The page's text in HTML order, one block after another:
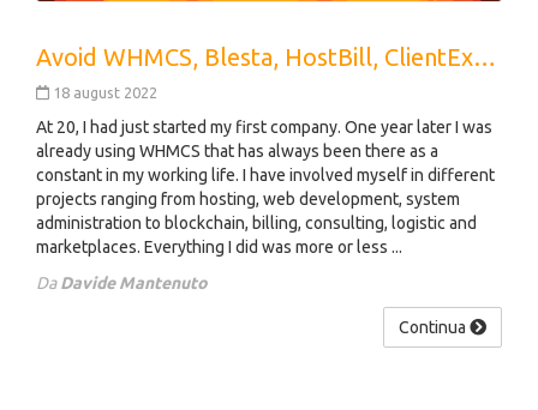
Avoid WHMCS, Blesta, HostBill, ClientExec, Ubersmith Hosting
18 august 2022
At 20, I had just started my first company. One year later I was
already using WHMCS that has always been there as a
constant in my working life. I have involved myself in different
projects ranging from hosting, web development, system
administration to blockchain, billing, consulting, logistic and
marketplaces. Everything I did was more or less ...
DaDavide Mantenuto
Continua